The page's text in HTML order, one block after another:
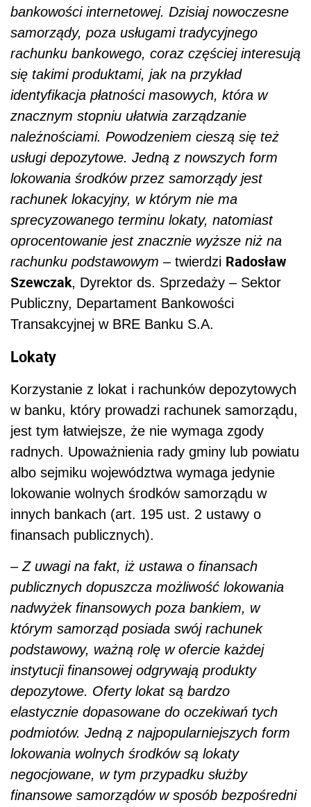
bankowości internetowej. Dzisiaj nowoczesne
samorządy, poza usługami tradycyjnego
rachunku bankowego, coraz częściej interesują
się takimi produktami, jak na przykład
identyfikacja płatności masowych, która w
znacznym stopniu ułatwia zarządzanie
należnościami. Powodzeniem cieszą się też
usługi depozytowe. Jedną z nowszych form
lokowania środków przez samorządy jest
rachunek lokacyjny, w którym nie ma
sprecyzowanego terminu lokaty, natomiast
oprocentowanie jest znacznie wyższe niż na
rachunku podstawowym – twierdzi Radosław
Szewczak, Dyrektor ds. Sprzedaży – Sektor
Publiczny, Departament Bankowości
Transakcyjnej w BRE Banku S.A.
Lokaty
Korzystanie z lokat i rachunków depozytowych
w banku, który prowadzi rachunek samorządu,
jest tym łatwiejsze, że nie wymaga zgody
radnych. Upoważnienia rady gminy lub powiatu
albo sejmiku województwa wymaga jedynie
lokowanie wolnych środków samorządu w
innych bankach (art. 195 ust. 2 ustawy o
finansach publicznych).
– Z uwagi na fakt, iż ustawa o finansach
publicznych dopuszcza możliwość lokowania
nadwyżek finansowych poza bankiem, w
którym samorząd posiada swój rachunek
podstawowy, ważną rolę w ofercie każdej
instytucji finansowej odgrywają produkty
depozytowe. Oferty lokat są bardzo
elastycznie dopasowane do oczekiwań tych
podmiotów. Jedną z najpopularniejszych form
lokowania wolnych środków są lokaty
negocjowane, w tym przypadku służby
finansowe samorządów w sposób bezpośredni